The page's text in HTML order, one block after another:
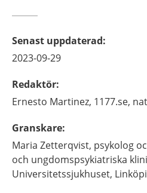
Senast uppdaterad:
2023-09-29
Redaktör:
Ernesto Martinez, 1177.se,
Granskare:
Maria Zetterqvist, psykolog
och ungdomspsykiatriska
Universitetssjukhuset,